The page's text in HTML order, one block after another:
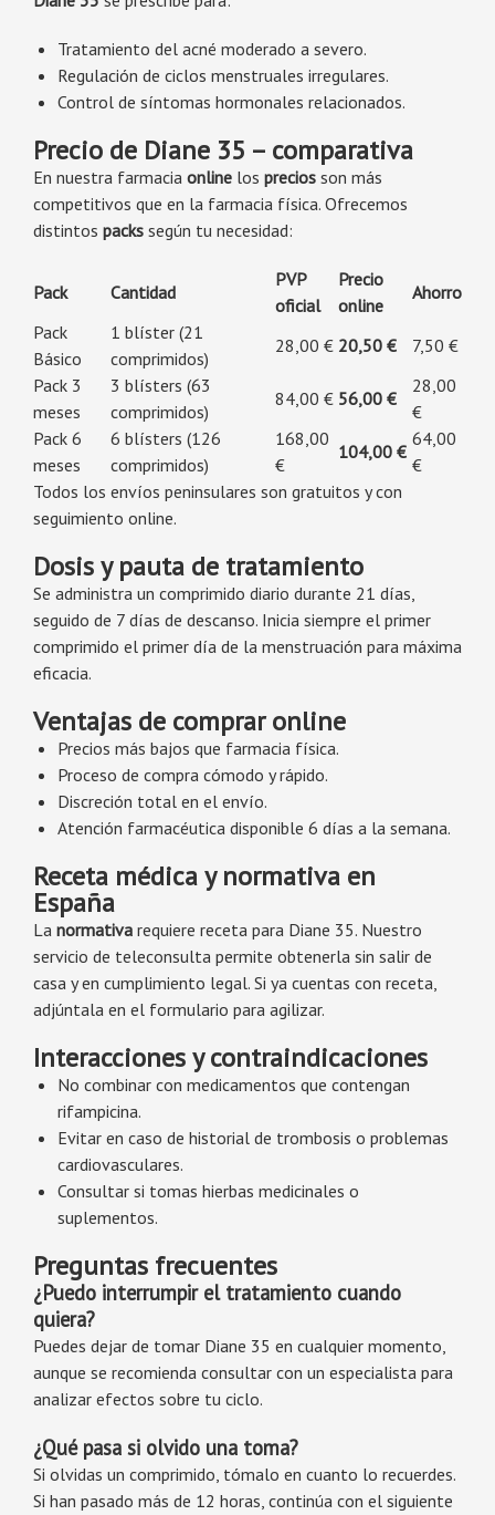
Tratamiento del acné moderado a severo.
Regulación de ciclos menstruales irregulares.
Control de síntomas hormonales relacionados.
Precio de Diane 35 – comparativa
En nuestra farmacia online los precios son más
competitivos que en la farmacia física. Ofrecemos
distintos packs según tu necesidad:
Pack Cantidad
PVP
oficial
Precio
online
Ahorro
Pack
Básico
1 blíster (21
comprimidos)
28,00 € 20,50 €
7,50 €
Pack 3
meses
3 blísters (63
comprimidos)
84,00 € 56,00 €
28,00
€
Pack 6
meses
6 blísters (126
comprimidos)
168,00
€
104,00 €
64,00
€
Todos los envíos peninsulares son gratuitos y con
seguimiento online.
Dosis y pauta de tratamiento
Se administra un comprimido diario durante 21 días,
seguido de 7 días de descanso. Inicia siempre el primer
comprimido el primer día de la menstruación para máxima
eficacia.
Ventajas de comprar online
Precios más bajos que farmacia física.
Proceso de compra cómodo y rápido.
Discreción total en el envío.
Atención farmacéutica disponible 6 días a la semana.
Receta médica y normativa en
España
La normativa requiere receta para Diane 35. Nuestro
servicio de teleconsulta permite obtenerla sin salir de
casa y en cumplimiento legal. Si ya cuentas con receta,
adjúntala en el formulario para agilizar.
Interacciones y contraindicaciones
No combinar con medicamentos que contengan
rifampicina.
Evitar en caso de historial de trombosis o problemas
cardiovasculares.
Consultar si tomas hierbas medicinales o
suplementos.
Preguntas frecuentes
¿Puedo interrumpir el tratamiento cuando
quiera?
Puedes dejar de tomar Diane 35 en cualquier momento,
aunque se recomienda consultar con un especialista para
analizar efectos sobre tu ciclo.
¿Qué pasa si olvido una toma?
Si olvidas un comprimido, tómalo en cuanto lo recuerdes.
Si han pasado más de 12 horas, continúa con el siguiente